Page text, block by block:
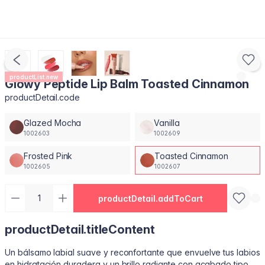
productList.new
Glowy Peptide Lip Balm Toasted Cinnamon
productDetail.code
Glazed Mocha
1002603
Vanilla
1002609
Frosted Pink
1002605
Toasted Cinnamon
1002607
productDetail.addToCart
productDetail.titleContent
Un bálsamo labial suave y reconfortante que envuelve tus labios